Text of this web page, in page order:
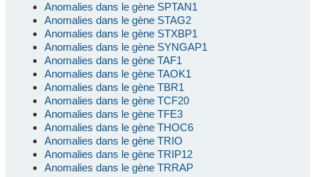
Anomalies dans le gène SPTAN1
Anomalies dans le gène STAG2
Anomalies dans le gène STXBP1
Anomalies dans le gène SYNGAP1
Anomalies dans le gène TAF1
Anomalies dans le gène TAOK1
Anomalies dans le gène TBR1
Anomalies dans le gène TCF20
Anomalies dans le gène TFE3
Anomalies dans le gène THOC6
Anomalies dans le gène TRIO
Anomalies dans le gène TRIP12
Anomalies dans le gène TRRAP